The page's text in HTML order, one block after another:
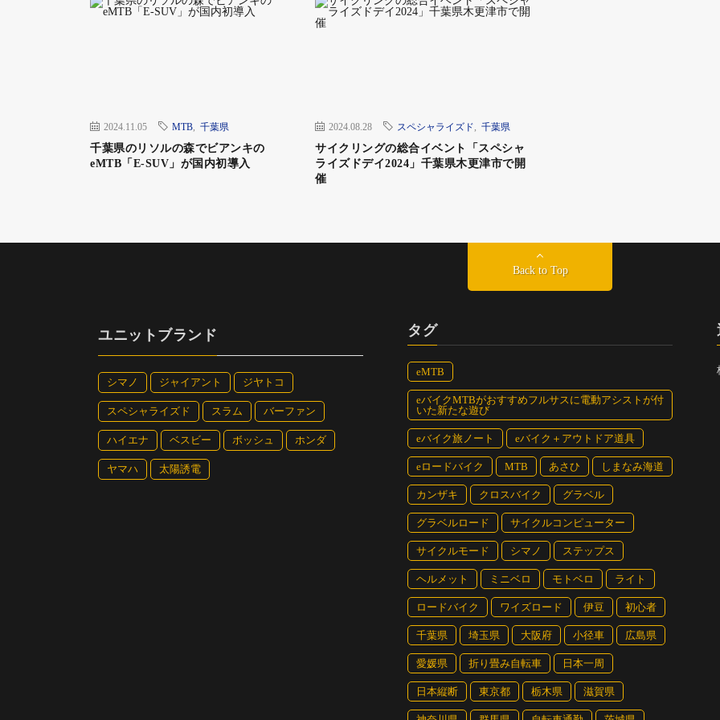
グラベルエンデュランスとMTB3時間耐久、それぞれの特徴
グラベルエンデュランスとは、eバイクを含むグラベルバイク、MTB、シクロクロスバイクが参加でき
る2時間の耐久レースで、コースは「YouPort」の広大な敷地（オールグラベル）をレース時間内で周回
クローズドされた広大な敷地を使用するレース。グラベルエンデュランスとMTB3時間耐久では違うコースが
設定されていた
グラベルエンデュランスのコース全長は3.5km。フラットな部分とアップダウンを織り交ぜるてはいる
が、割合としてはフラットな部分が多い。そのためeバイクでもアシスト領域外（時速24km以上）の速
度域で走ることが多くなる。
今回、eバイク勢は全車eMTBだったが、eMTBはギヤ比の関係で巡航速度を高めにキープするのは大変
だ。それだけにこのグラベルエンデュランス向きと言えない感じだった。
では、どんなeバイクがあうかというと、アシストがありつつ、アシスト領域外の速度も保ちやすいグ
ラベル走行ができるeロードバイクが向いているはずだ。それにコースは未舗装ではあるが、路面はほ
これまでグラベル向きeロードバイクが活躍できそうなオフロードレースイベントはほぼなかっただけ
に、乗っている人や乗りたいと思う人にとってグラベルエンデュランスが始まったのはうれしいニュー
2024.11.05 MTB 千葉県
千葉県のリソルの森でビアンキの
eMTB「E-SUV」が国内初導入
2024.08.28 スペシャライズド 千葉県
サイクリングの総合イベント「スペシャ
ライズドデイ2024」千葉県木更津市で開
催
Back to Top
ユニットブランド
シマノ ジャイアント ジヤトコ
スペシャライズド スラム バーファン
ハイエナ ベスビー ボッシュ ホンダ
ヤマハ 太陽誘電
タグ
eMTB
eバイクMTBがおすすめフルサスに電動アシストが付
いた新たな遊び
eバイク旅ノート eバイク＋アウトドア道具
eロードバイク MTB あさひ しまなみ海道
カンザキ クロスバイク グラベル
グラベルロード サイクルコンピューター
サイクルモード シマノ ステップス
ヘルメット ミニベロ モトベロ ライト
ロードバイク ワイズロード 伊豆 初心者
千葉県 埼玉県 大阪府 小径車 広島県
愛媛県 折り畳み自転車 日本一周
日本縦断 東京都 栃木県 滋賀県